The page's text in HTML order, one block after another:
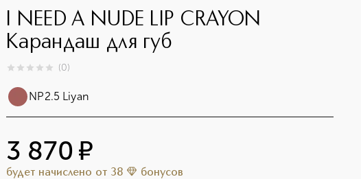
I NEED A NUDE LIP CRAYON
Карандаш для губ
0из 0 (0)
NP2.5 Liyan
3 870 ¤
будет начислено от 38 бонусов